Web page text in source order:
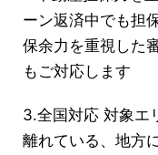
ーン返済中でも担
保余力を重視した
もご対応します
3.全国対応 対象エ
離れている、地方